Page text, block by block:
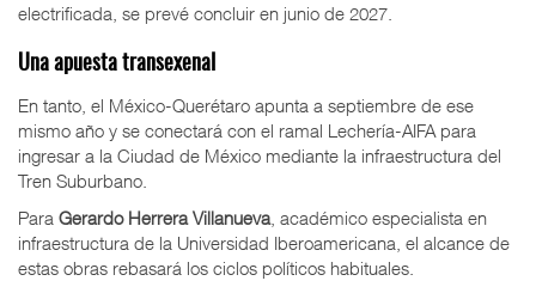
electrificada, se prevé concluir en junio de 2027.
Una apuesta transexenal
En tanto, el México-Querétaro apunta a septiembre de ese
mismo año y se conectará con el ramal Lechería-AIFA para
ingresar a la Ciudad de México mediante la infraestructura del
Tren Suburbano.
Para Gerardo Herrera Villanueva, académico especialista en
infraestructura de la Universidad Iberoamericana, el alcance de
estas obras rebasará los ciclos políticos habituales.